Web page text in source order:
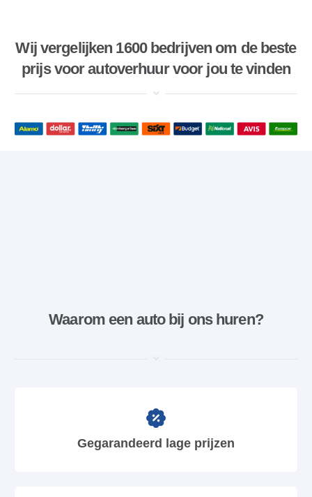
Wij vergelijken 1600 bedrijven om de beste
prijs voor autoverhuur voor jou te vinden
Waarom een ​​auto bij ons huren?
Gegarandeerd lage prijzen